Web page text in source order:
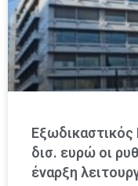
δισ. ευρώ οι
έναρξη